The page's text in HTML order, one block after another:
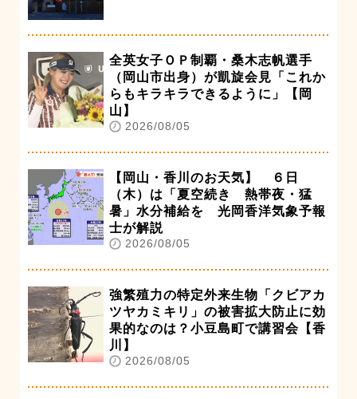
全英女子ＯＰ制覇・桑木志帆選手
（岡山市出身）が凱旋会見「これか
らもキラキラできるように」【岡
山】
2026/08/05
【岡山・香川のお天気】 ６日
（木）は「夏空続き 熱帯夜・猛
暑」水分補給を 光岡香洋気象予報
士が解説
2026/08/05
強繁殖力の特定外来生物「クビアカ
ツヤカミキリ」の被害拡大防止に効
果的なのは？小豆島町で講習会【香
川】
2026/08/05